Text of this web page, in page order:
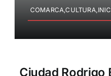
Ciudad Rodrigo